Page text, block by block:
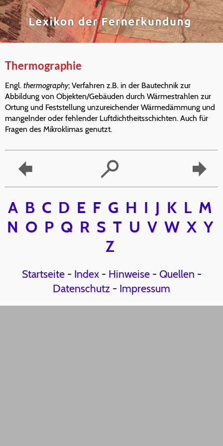
Thermographie
Engl. thermography; Verfahren z.B. in der Bautechnik zur
Abbildung von Objekten/Gebäuden durch Wärmestrahlen zur
Ortung und Feststellung unzureichender Wärmedämmung und
mangelnder oder fehlender Luftdichtheitsschichten. Auch für
Fragen des Mikroklimas genutzt.
A B C D E F G H I J K L M
N O P Q R S T U V W X Y
Z
Startseite- Index- Hinweise- Quellen -
Datenschutz - Impressum